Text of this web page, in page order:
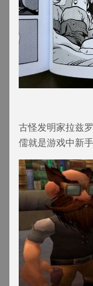
古怪发明家拉兹
儒就是游戏中新